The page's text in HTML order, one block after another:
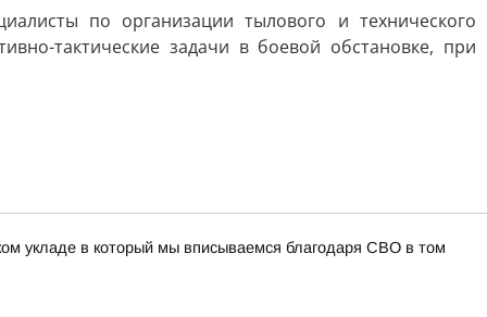
по организации тылового и технического
тактические задачи в боевой обстановке, при
укладе в который мы вписываемся благодаря СВО в том